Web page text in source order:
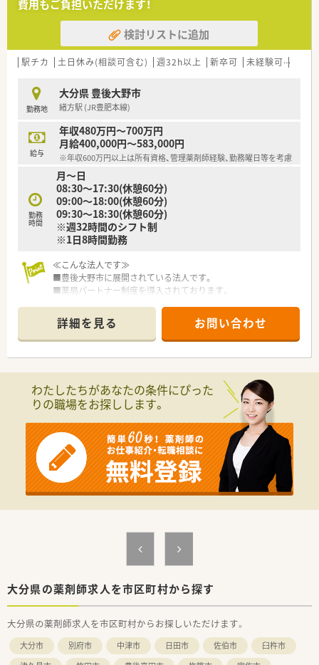
費用もご負担いただけます！
検討リストに追加
駅チカ 土日休み(相談可含む) 週32h以上 新卒可 未経験可
勤務地
大分県 豊後大野市
緒方駅 (JR豊肥本線)
給与
年収480万円～700万円
月給400,000円～583,000円
※年収600万円以上は所有資格、管理薬剤師経験、勤務曜日等を考慮
勤務
時間
月～日
08:30～17:30(休憩60分)
09:00～18:00(休憩60分)
09:30～18:30(休憩60分)
※週32時間のシフト制
※1日8時間勤務
≪こんな法人です≫
■豊後大野市に展開されている法人です。
■薬局パートナー制度を導入されております。
■漢方販売・漢方相談をしております。
≪こんな薬局です≫
■年中無休の薬局です。
■在宅業務もございます。
■薬局パートナー制度を導入し薬剤師は薬剤業務に専念できま
す。
■漢方カフェ、認定栄養ケア・ステーションを薬局内に設置し、
地域のみなさまにより健康への提案をサポートできる体制を構
築しております。
詳細を見る お問い合わせ
わたしたちがあなたの条件にぴった
りの職場をお探しします。
大分県の薬剤師求人を市区町村から探す
大分県の薬剤師求人を市区町村からお探しいただけます。
大分市 別府市 中津市 日田市 佐伯市
臼杵市